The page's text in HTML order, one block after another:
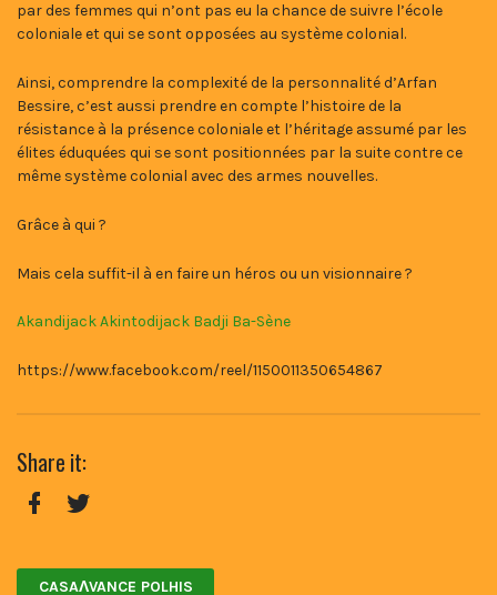
par des femmes qui n’ont pas eu la chance de suivre l’école
coloniale et qui se sont opposées au système colonial.
Ainsi, comprendre la complexité de la personnalité d’Arfan
Bessire, c’est aussi prendre en compte l’histoire de la
résistance à la présence coloniale et l’héritage assumé par les
élites éduquées qui se sont positionnées par la suite contre ce
même système colonial avec des armes nouvelles.
Grâce à qui ?
Mais cela suffit-il à en faire un héros ou un visionnaire ?
Akandijack Akintodijack Badji Ba-Sène
https://www.facebook.com/reel/1150011350654867
Share it:
CASAɅVANCE POLHIS